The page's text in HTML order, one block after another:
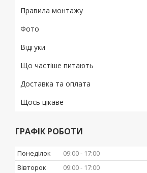
Правила монтажу
Фото
Відгуки
Що частіше питають
Доставка та оплата
Щось цікаве
ГРАФІК РОБОТИ
Понеділок 09:00
17:00
Вівторок
09:00
17:00